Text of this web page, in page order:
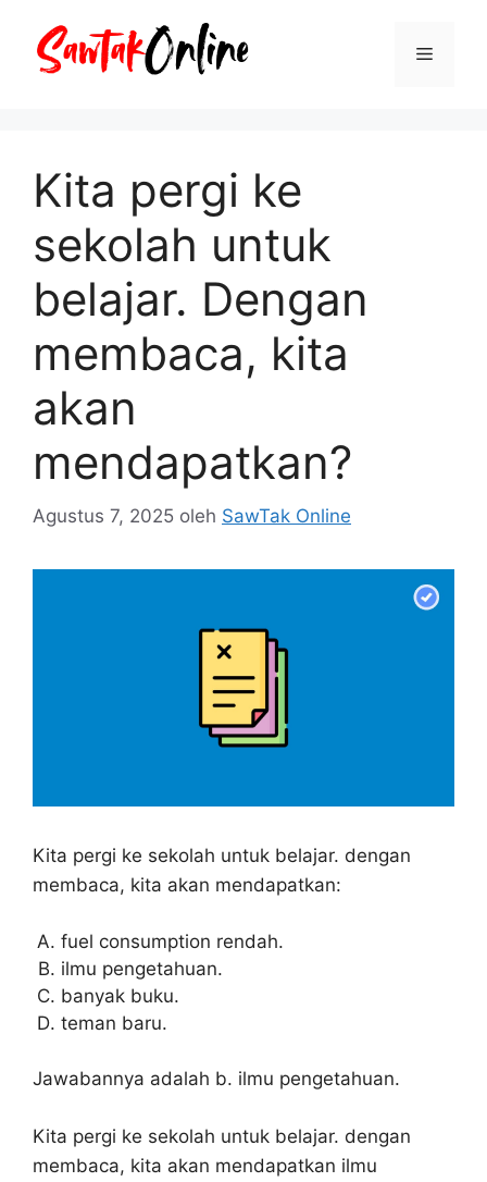
Menu
Kita pergi ke
sekolah untuk
belajar. Dengan
membaca, kita
akan
mendapatkan?
Agustus 7, 2025 oleh SawTak Online
Kita pergi ke sekolah untuk belajar. dengan
membaca, kita akan mendapatkan:
fuel consumption rendah.
ilmu pengetahuan.
banyak buku.
teman baru.
Jawabannya adalah b. ilmu pengetahuan.
Kita pergi ke sekolah untuk belajar. dengan
membaca, kita akan mendapatkan ilmu